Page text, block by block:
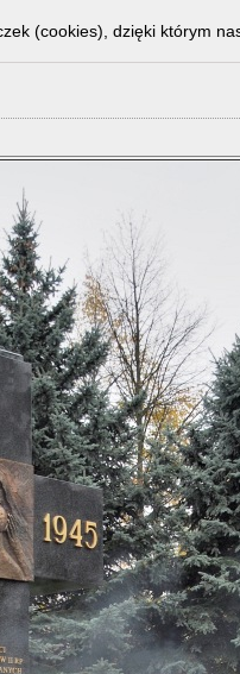
(cookies), dzięki którym